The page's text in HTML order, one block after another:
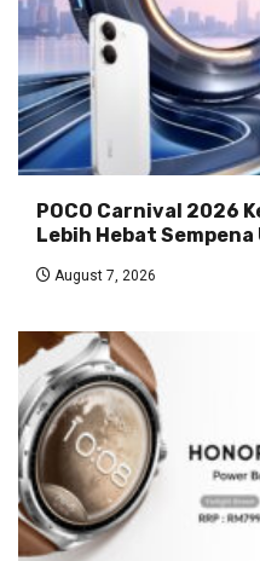
POCO Carnival 2026
Lebih Hebat
August 7, 2026